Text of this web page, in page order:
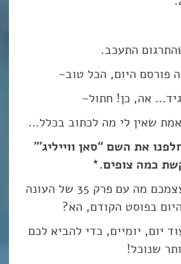
התעכב.
פורסם היום, הכל טוב~
אה, כן! חתול~
שאין לי מה לכתוב בכלל…
את השם “סאן ווייליג'”
כמה צופים.*
אתם בטח שואלים את עצמכם מה עם פרק 35 של העונה
בפוסט הקודם, הא?
יום, יומיים, כדי להביא לכם
שנוכל!